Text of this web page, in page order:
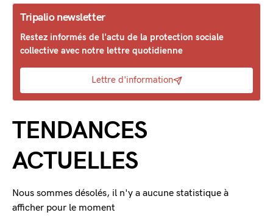
Tripalio newsletter
Restez informés de l'actu de la protection sociale
collective avec notre lettre quotidienne
Lettre d'information
TENDANCES
ACTUELLES
Nous sommes désolés, il n'y a aucune statistique à
afficher pour le moment